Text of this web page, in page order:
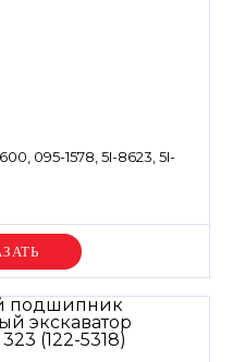
095-1578, 5I-8623, 5I-
цену